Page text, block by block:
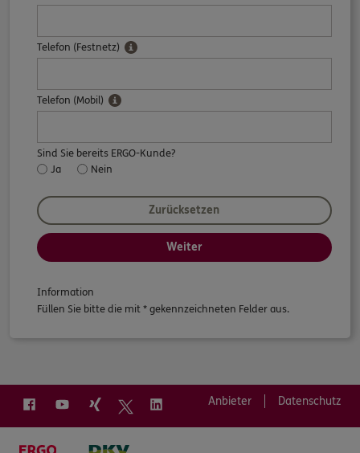
Telefon (Festnetz)
Telefon (Mobil)
Sind Sie bereits ERGO-Kunde?
Ja
Nein
Zurücksetzen
Weiter
Information
Füllen Sie bitte die mit * gekennzeichneten Felder aus.
Anbieter Datenschutz